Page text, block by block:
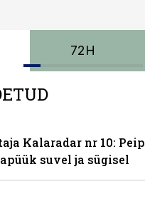
72H
Kalaradar nr 10:
suvel ja sügisel